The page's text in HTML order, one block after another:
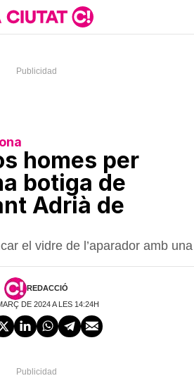
homes per
botiga de
Adrià de
el vidre de l’aparador amb una
REDACCIÓ
DE 2024 A LES 14:24H